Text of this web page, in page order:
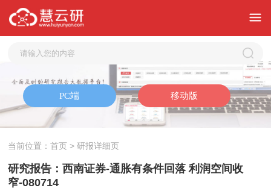
当前位置：首页 > 研报详细页
研究报告：西南证券-通胀有条件回落 利润空间收
窄-080714